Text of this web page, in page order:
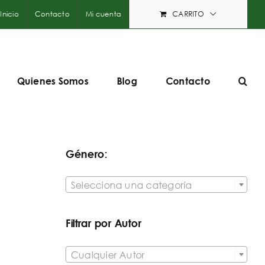
Inicio Contacto Mi cuenta CARRITO
Quienes Somos Blog Contacto
Género:
Selecciona una categoría
Filtrar por Autor
Cualquier Autor